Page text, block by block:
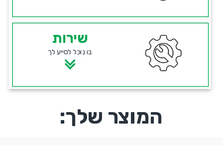
שירות
בו נוכל לסייע לך
המוצר שלך: